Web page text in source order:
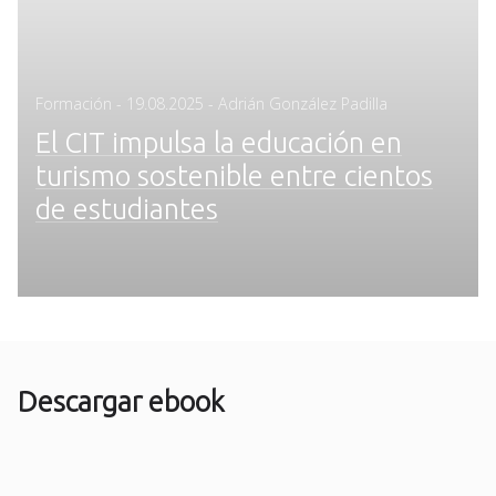
Formación - Posted
19.08.2025 - Adrián González Padilla
El CIT impulsa la educación en
turismo sostenible entre cientos
de estudiantes
Descargar ebook